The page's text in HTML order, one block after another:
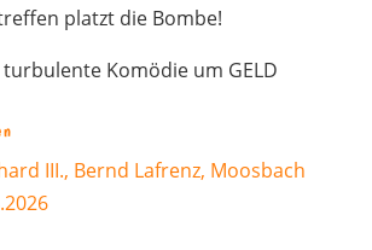
platzt die Bombe!
Komödie um GELD
III., Bernd Lafrenz, Moosbach